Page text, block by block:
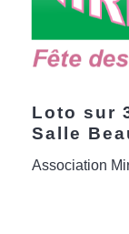
Loto sur
Salle
Association